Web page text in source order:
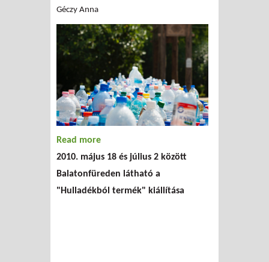
Géczy Anna
Read more
2010. május 18 és július 2 között
Balatonfüreden látható a
"Hulladékból termék" kiállítása